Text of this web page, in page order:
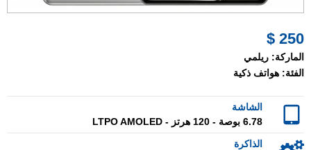
250 $
الماركة: ريلمي
الفئة: هواتف ذكية
الشاشة
6.78 بوصة - 120 هرتز - LTPO AMOLED
الذاكرة